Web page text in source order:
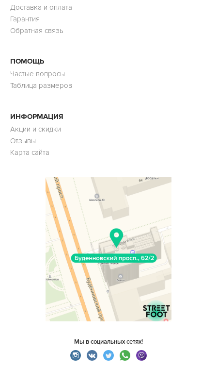
Доставка и оплата
Гарантия
Обратная связь
ПОМОЩЬ
Частые вопросы
Таблица размеров
ИНФОРМАЦИЯ
Акции и скидки
Отзывы
Карта сайта
Мы в социальных сетях!